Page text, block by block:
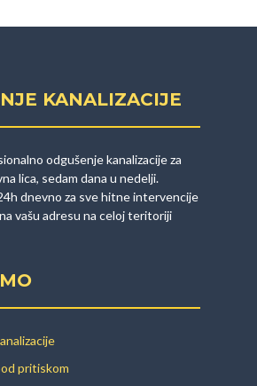
KANALIZACIJE
odgušenje kanalizacije za
lica, sedam dana u nedelji.
dnevno za sve hitne intervencije
vašu adresu na celoj teritoriji
pritiskom